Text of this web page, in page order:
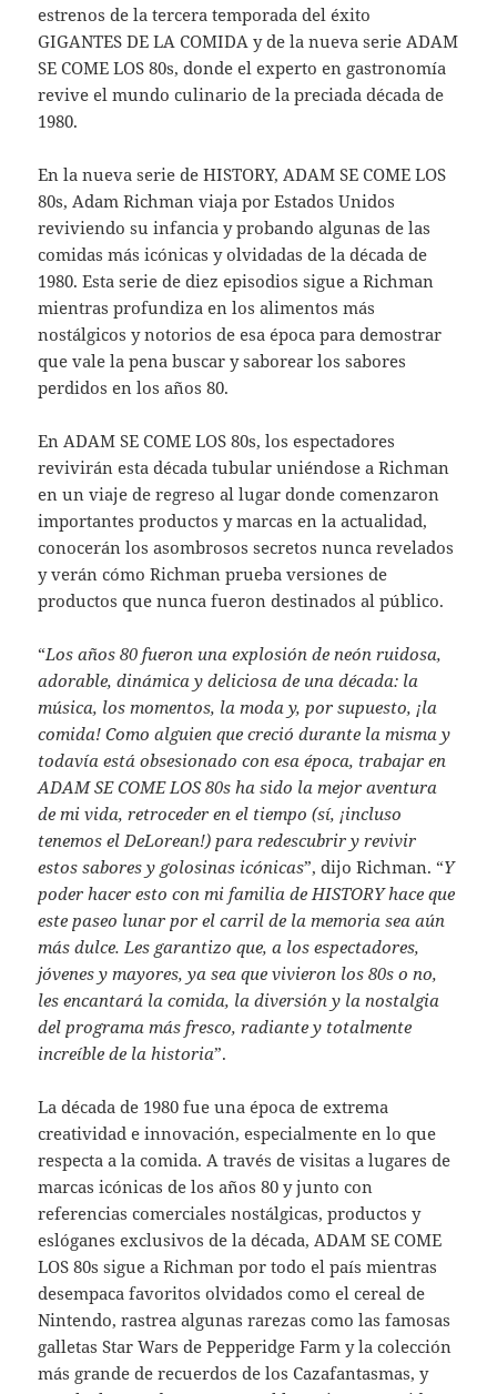
estrenos de la tercera temporada del éxito
GIGANTES DE LA COMIDA y de la nueva serie ADAM
SE COME LOS 80s, donde el experto en gastronomía
revive el mundo culinario de la preciada década de
1980.
En la nueva serie de HISTORY, ADAM SE COME LOS
80s, Adam Richman viaja por Estados Unidos
reviviendo su infancia y probando algunas de las
comidas más icónicas y olvidadas de la década de
1980. Esta serie de diez episodios sigue a Richman
mientras profundiza en los alimentos más
nostálgicos y notorios de esa época para demostrar
que vale la pena buscar y saborear los sabores
perdidos en los años 80.
En ADAM SE COME LOS 80s, los espectadores
revivirán esta década tubular uniéndose a Richman
en un viaje de regreso al lugar donde comenzaron
importantes productos y marcas en la actualidad,
conocerán los asombrosos secretos nunca revelados
y verán cómo Richman prueba versiones de
productos que nunca fueron destinados al público.
“Los años 80 fueron una explosión de neón ruidosa,
adorable, dinámica y deliciosa de una década: la
música, los momentos, la moda y, por supuesto, ¡la
comida! Como alguien que creció durante la misma y
todavía está obsesionado con esa época, trabajar en
ADAM SE COME LOS 80s ha sido la mejor aventura
de mi vida, retroceder en el tiempo (sí, ¡incluso
tenemos el DeLorean!) para redescubrir y revivir
estos sabores y golosinas icónicas”, dijo Richman. “Y
poder hacer esto con mi familia de HISTORY hace que
este paseo lunar por el carril de la memoria sea aún
más dulce. Les garantizo que, a los espectadores,
jóvenes y mayores, ya sea que vivieron los 80s o no,
les encantará la comida, la diversión y la nostalgia
del programa más fresco, radiante y totalmente
increíble de la historia”.
La década de 1980 fue una época de extrema
creatividad e innovación, especialmente en lo que
respecta a la comida. A través de visitas a lugares de
marcas icónicas de los años 80 y junto con
referencias comerciales nostálgicas, productos y
eslóganes exclusivos de la década, ADAM SE COME
LOS 80s sigue a Richman por todo el país mientras
desempaca favoritos olvidados como el cereal de
Nintendo, rastrea algunas rarezas como las famosas
galletas Star Wars de Pepperidge Farm y la colección
más grande de recuerdos de los Cazafantasmas, y